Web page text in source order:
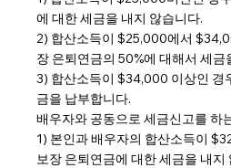
에 대한 세금을 내지 않습니다.
2) 합산소득이 $25,000에서
장 은퇴연금의 50%에 대해서 세금
3) 합산소득이 $34,000 이상인 경
금을 납부합니다.
배우자와 공동으로 세금신고를 하
1) 본인과 배우자의 합산소득이
보장 은퇴연금에 대한 세금을 내지